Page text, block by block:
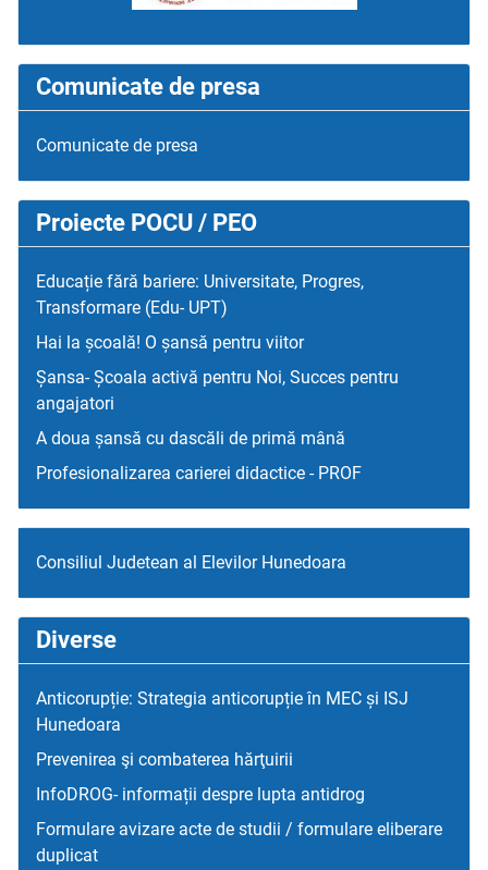
Comunicate de presa
Comunicate de presa
Proiecte POCU / PEO
Educație fără bariere: Universitate, Progres,
Transformare (Edu- UPT)
Hai la școală! O șansă pentru viitor
Șansa- Școala activă pentru Noi, Succes pentru
angajatori
A doua șansă cu dascăli de primă mână
Profesionalizarea carierei didactice - PROF
Consiliul Judetean al Elevilor Hunedoara
Diverse
Anticorupție: Strategia anticorupție în MEC și ISJ
Hunedoara
Prevenirea şi combaterea hărţuirii
InfoDROG- informații despre lupta antidrog
Formulare avizare acte de studii / formulare eliberare
duplicat